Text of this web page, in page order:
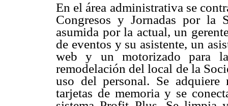
En el área administrativa se
Congresos y Jornadas por la
asumida por la actual, un
de eventos y su asistente, un
web y un motorizado para
remodelación del local de la
uso del personal. Se adquiere
tarjetas de memoria y se